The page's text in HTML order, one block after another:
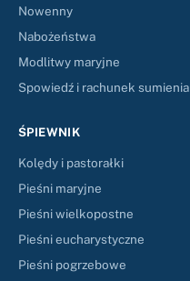
Nowenny
Nabożeństwa
Modlitwy maryjne
Spowiedź i rachunek sumienia
ŚPIEWNIK
Kolędy i pastorałki
Pieśni maryjne
Pieśni wielkopostne
Pieśni eucharystyczne
Pieśni pogrzebowe